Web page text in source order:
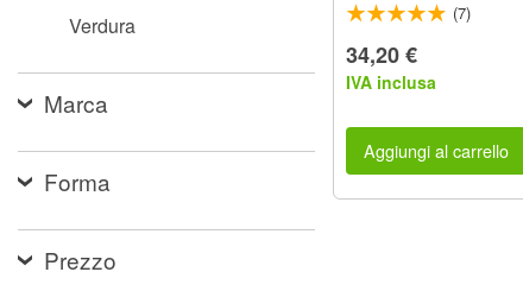
accessibilità.
Verdura
Marca
Forma
Prezzo
(7)
34,20 €
IVA inclusa
Aggiungi al carrello